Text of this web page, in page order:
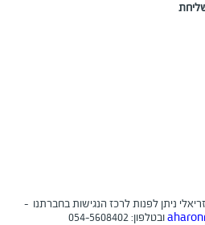
ניתן לפנות לרכז הנגישות בחברתנו –
ובטלפון: 054-5608402